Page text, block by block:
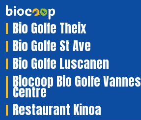
Bio Golfe Theix
Bio Golfe St Ave
Bio Golfe Luscanen
Biocoop Bio Golfe Vannes
Centre
Restaurant Kinoa